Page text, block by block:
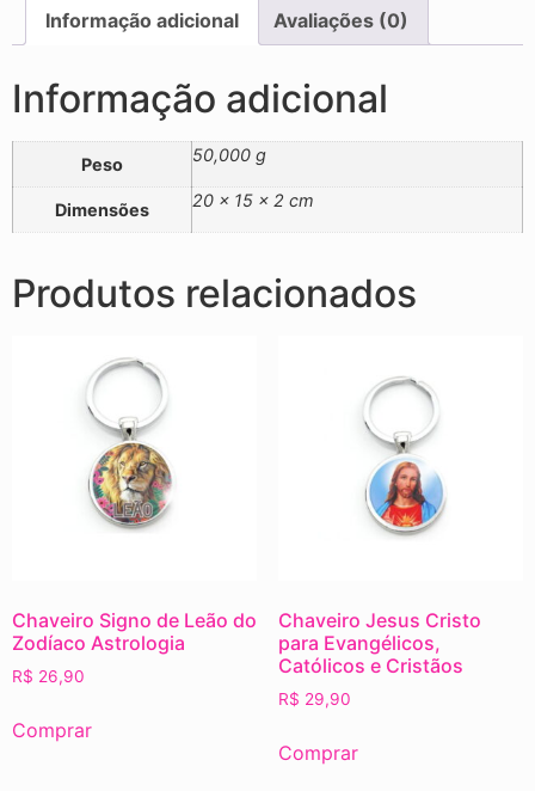
Informação adicional Avaliações (0)
Informação adicional
Peso 50,000 g
Dimensões 20 × 15 × 2 cm
Produtos relacionados
Chaveiro Signo de Leão do
Zodíaco Astrologia
R$ 26,90
Comprar
Chaveiro Jesus Cristo
para Evangélicos,
Católicos e Cristãos
R$ 29,90
Comprar